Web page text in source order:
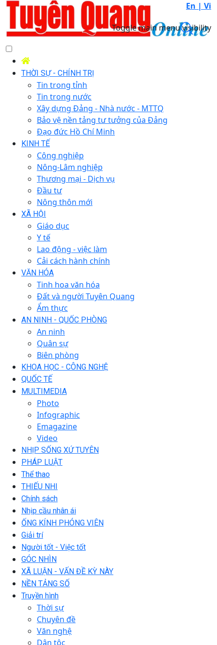
En | Vi
Toggle main menu visibility
THỜI SỰ - CHÍNH TRỊ
Tin trong tỉnh
Tin trong nước
Xây dựng Đảng - Nhà nước - MTTQ
Bảo vệ nền tảng tư tưởng của Đảng
Đạo đức Hồ Chí Minh
KINH TẾ
Công nghiệp
Nông-Lâm nghiệp
Thương mại - Dịch vụ
Đầu tư
Nông thôn mới
XÃ HỘI
Giáo dục
Y tế
Lao động - việc làm
Cải cách hành chính
VĂN HÓA
Tinh hoa văn hóa
Đất và người Tuyên Quang
Ẩm thực
AN NINH - QUỐC PHÒNG
An ninh
Quân sự
Biên phòng
KHOA HỌC - CÔNG NGHỆ
QUỐC TẾ
MULTIMEDIA
Photo
Infographic
Emagazine
Video
NHỊP SỐNG XỨ TUYÊN
PHÁP LUẬT
Thể thao
THIẾU NHI
Chính sách
Nhịp cầu nhân ái
ỐNG KÍNH PHÓNG VIÊN
Giải trí
Người tốt - Việc tốt
GÓC NHÌN
XÃ LUẬN - VẤN ĐỀ KỲ NÀY
NỀN TẢNG SỐ
Truyền hình
Thời sự
Chuyên đề
Văn nghệ
Dân tộc